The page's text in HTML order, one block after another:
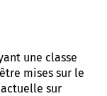
une classe
mises sur le
sur